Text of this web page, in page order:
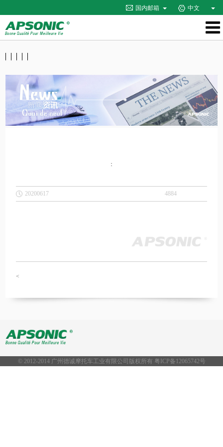
国内邮箱 中文
：
20200617 4884
<
© 2012-2014 广州德诚摩托车工业有限公司版权所有 粤ICP备12065742号